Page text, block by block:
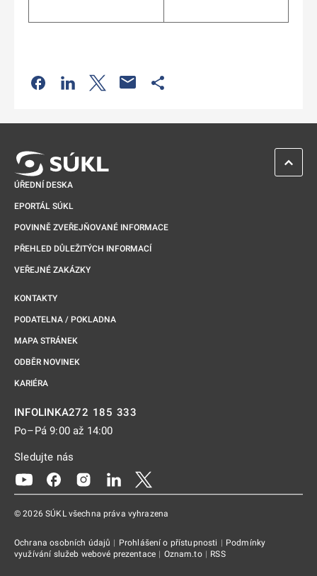
Odkaz se otevře na nové kartě
Odkaz se otevře na nové kartě
Odkaz se otevře na nové kartě
ÚŘEDNÍ DESKA
EPORTÁL SÚKL
POVINNĚ ZVEŘEJŇOVANÉ INFORMACE
PŘEHLED DŮLEŽITÝCH INFORMACÍ
VEŘEJNÉ ZAKÁZKY
KONTAKTY
PODATELNA / POKLADNA
MAPA STRÁNEK
ODBĚR NOVINEK
KARIÉRA
INFOLINKA272 185 333
Po–Pá 9:00 až 14:00
Sledujte nás
Odkaz se otevře na nové kartě
Odkaz se otevře na nové kartě
Odkaz se otevře na nové kartě
Odkaz se otevře na nové kartě
© 2026 SÚKL všechna práva vyhrazena
Ochrana osobních údajů | Prohlášení o přístupnosti | Podmínky
využívání služeb webové prezentace | Oznam.to | RSS
ZPĚT